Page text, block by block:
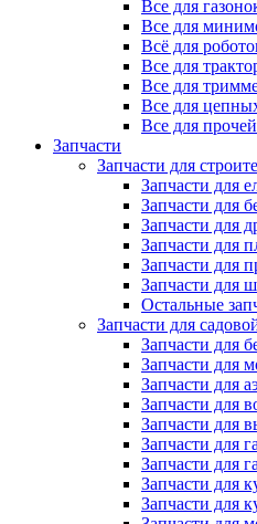
Все для
Все для
Всё для
Все для
Все для
Все для
Все для
Запчасти
Запчасти для
Запчасти для
Запчасти для
Запчасти для
Запчасти для
Запчасти для
Запчасти для
Остальные
Запчасти для
Запчасти для
Запчасти для
Запчасти для
Запчасти для
Запчасти для
Запчасти для
Запчасти для
Запчасти для
Запчасти для